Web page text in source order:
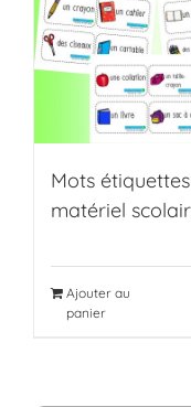
Mots
matériel
Ajouter au
panier